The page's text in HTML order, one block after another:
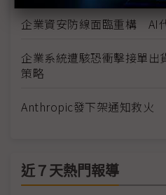
企業資安防線面臨重構 AI
企業系統遭駭恐衝擊接單
策略
Anthropic發下架通知救火
近７天熱門報導